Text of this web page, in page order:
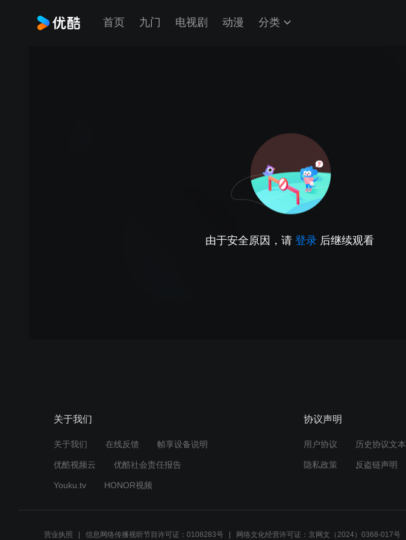
首页 九门 电视剧 动漫 分类
由于安全原因，请 登录 后继续观看
关于我们
关于我们 在线反馈 帧享设备说明
优酷视频云 优酷社会责任报告
Youku.tv HONOR视频
协议声明
用户协议 历史协议文本
隐私政策 反盗链声明
营业执照 信息网络传播视听节目许可证：0108283号 网络文化经营许可证：京网文（2024）0368-017号